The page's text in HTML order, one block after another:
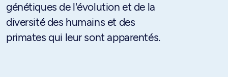
génétiques de l'évolution et de la
diversité des humains et des
primates qui leur sont apparentés.